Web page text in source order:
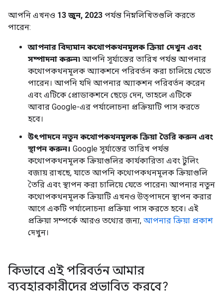
আপনি এখনও 13 জুন, 2023 পর্যন্ত নিম্নলিখিতগুলি করতে
পারেন:
আপনার বিদ্যমান কথোপকথনমূলক ক্রিয়া দেখুন এবং
সম্পাদনা করুন৷ আপনি সূর্যাস্তের তারিখ পর্যন্ত আপনার
কথোপকথনমূলক অ্যাকশনে পরিবর্তন করা চালিয়ে যেতে
পারেন। আপনি যদি আপনার অ্যাকশন পরিবর্তন করেন
এবং এটিকে প্রোডাকশনে ছেড়ে দেন, তাহলে এটিকে
আবার Google-এর পর্যালোচনা প্রক্রিয়াটি পাস করতে
হবে।
উৎপাদনে নতুন কথোপকথনমূলক ক্রিয়া তৈরি করুন এবং
স্থাপন করুন। Google সূর্যাস্তের তারিখ পর্যন্ত
কথোপকথনমূলক ক্রিয়াগুলির কার্যকারিতা এবং টুলিং
বজায় রাখছে, যাতে আপনি কথোপকথনমূলক ক্রিয়াগুলি
তৈরি এবং স্থাপন করা চালিয়ে যেতে পারেন৷ আপনার নতুন
কথোপকথনমূলক ক্রিয়াটি এখনও উত্পাদনে স্থাপন করার
আগে একটি পর্যালোচনা প্রক্রিয়া পাস করতে হবে। এই
প্রক্রিয়া সম্পর্কে আরও তথ্যের জন্য, আপনার ক্রিয়া প্রকাশ
দেখুন।
কিভাবে এই পরিবর্তন আমার
ব্যবহারকারীদের প্রভাবিত করবে?